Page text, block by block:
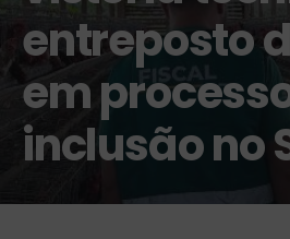
entreposto
em
inclusão no